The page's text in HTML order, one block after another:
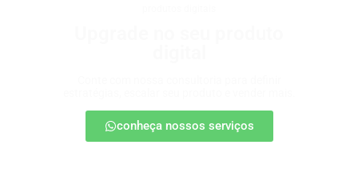
conheça nossos serviços